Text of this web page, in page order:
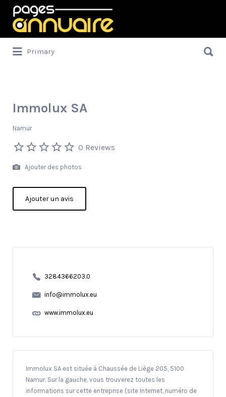
Rechercher:
Primary
Immolux SA
Namur
0 Reviews
Ajouter des photos
Ajouter un avis
3284366203.0
info@immolux.eu
www.immolux.eu
Immolux SA est située à Chaussée de Liège 205, 5100
Namur. Sur la gauche, vous trouverez toutes les
informations sur cette entreprise (site Internet, numéro de